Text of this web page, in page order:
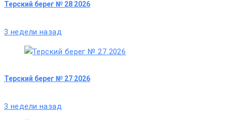
Терский берег № 28 2026
3 недели назад
Терский берег № 27 2026
3 недели назад